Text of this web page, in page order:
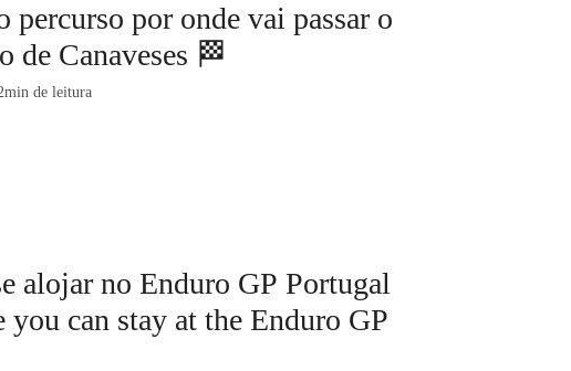
percurso por onde vai passar o
de Canaveses 🏁
de leitura
alojar no Enduro GP Portugal
you can stay at the Enduro GP